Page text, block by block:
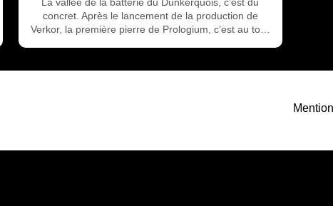
concret. Après le lancement de la production de
Verkor, la première pierre de Prologium, c’est au tour